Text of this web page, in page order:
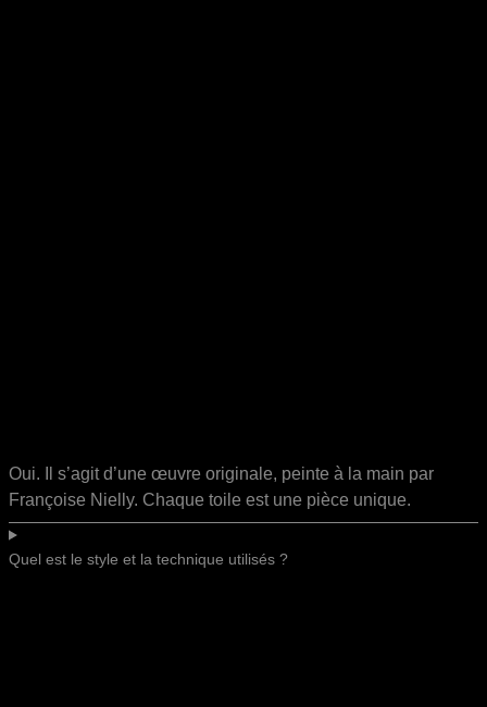
Oui. Il s’agit d’une œuvre originale, peinte à la main par
Françoise Nielly. Chaque toile est une pièce unique.
Quel est le style et la technique utilisés ?